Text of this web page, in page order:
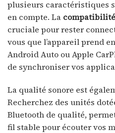
plusieurs caractéristiques
en compte. La
cruciale pour rester
vous que l’appareil prend
Android Auto ou Apple
de synchroniser vos
La qualité sonore est
Recherchez des unités
Bluetooth de qualité,
fil stable pour écouter vos